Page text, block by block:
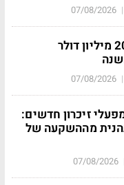
|
07/08/2026
נקסט ויז'ן חצתה 205 מיליון דולר
|
07/08/2026
זיכרון חדשים:
מההשקעה של
07/08/2026